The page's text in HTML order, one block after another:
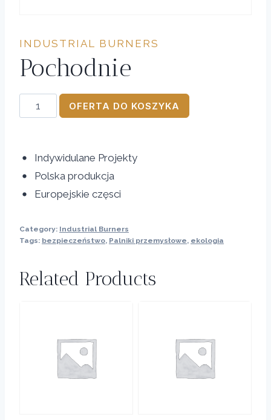
INDUSTRIAL BURNERS
Pochodnie
Pochodnie
quantity
OFERTA DO KOSZYKA
Indywidulane Projekty
Polska produkcja
Europejskie częsci
Category: Industrial Burners
Tags: bezpieczeństwo, Palniki przemysłowe, ekologia
Related Products